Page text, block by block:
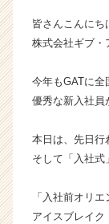
皆さんこんにち
株式会社ギブ・
今年もGATに全
優秀な新入社員
本日は、先日行
そして「入社式
「入社前オリ
アイスブレイク